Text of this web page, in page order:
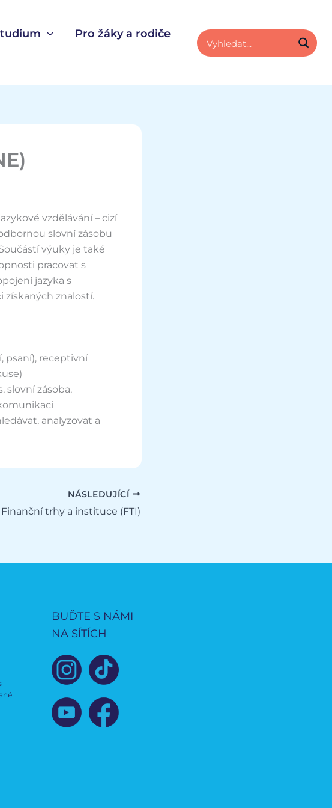
Pro žáky a rodiče
vzdělávání – cizí
slovní zásobu
výuky je také
pracovat s
jazyka s
znalostí.
psaní), receptivní
slovní zásoba,
analyzovat a
NÁSLEDUJÍCÍ
Finanční trhy a instituce (FTI)
BUĎTE S NÁMI
NA SÍTÍCH